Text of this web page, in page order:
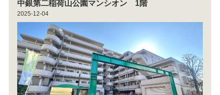
中銀第二稲荷山公園マンシオン 1階
2025-12-04